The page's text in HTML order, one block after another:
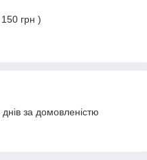
грн )
за домовленістю